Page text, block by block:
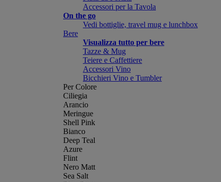
Accessori per la Tavola
On the go
Vedi bottiglie, travel mug e lunchbox
Bere
Visualizza tutto per bere
Tazze & Mug
Teiere e Caffettiere
Accessori Vino
Bicchieri Vino e Tumbler
Per Colore
Ciliegia
Arancio
Meringue
Shell Pink
Bianco
Deep Teal
Azure
Flint
Nero Matt
Sea Salt